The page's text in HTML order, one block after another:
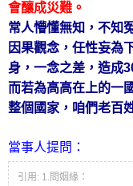
會釀成災難。
常人懵懂無知，不知
因果觀念，任性妄為
身，一念之差，造成
而若為高高在上的一
整個國家，咱們老百
當事人提問：
引用: 1.問姻緣：